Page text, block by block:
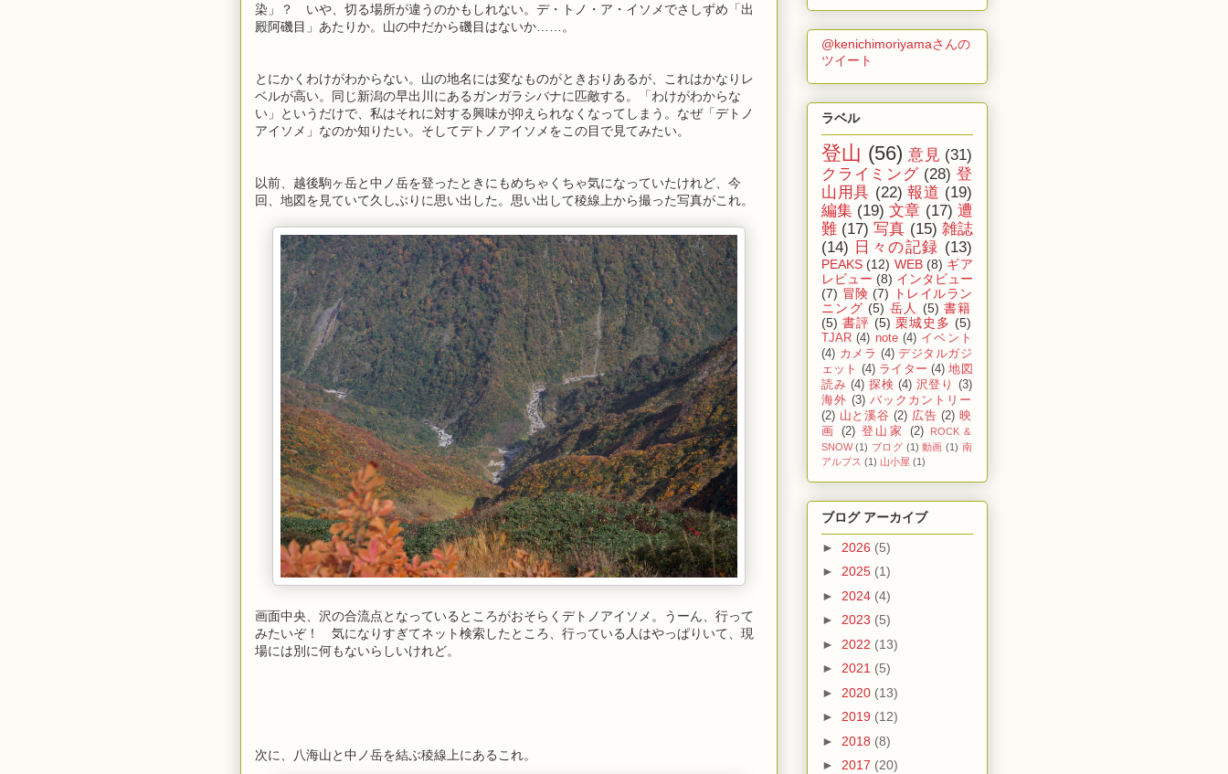
染」？ いや、切る場所が違うのかもしれない。デ・トノ・ア・イソメでさしずめ「出
殿阿磯目」あたりか。山の中だから磯目はないか……。
とにかくわけがわからない。山の地名には変なものがときおりあるが、これはかなりレ
ベルが高い。同じ新潟の早出川にあるガンガラシバナに匹敵する。「わけがわからな
い」というだけで、私はそれに対する興味が抑えられなくなってしまう。なぜ「デトノ
アイソメ」なのか知りたい。そしてデトノアイソメをこの目で見てみたい。
以前、越後駒ヶ岳と中ノ岳を登ったときにもめちゃくちゃ気になっていたけれど、今
回、地図を見ていて久しぶりに思い出した。思い出して稜線上から撮った写真がこれ。
画面中央、沢の合流点となっているところがおそらくデトノアイソメ。うーん、行って
みたいぞ！ 気になりすぎてネット検索したところ、行っている人はやっぱりいて、現
場には別に何もないらしいけれど。
次に、八海山と中ノ岳を結ぶ稜線上にあるこれ。
@kenichimoriyamaさんの
ツイート
ラベル
登山 (56) 意見 (31)
クライミング (28) 登
山用具 (22) 報道 (19)
編集 (19) 文章 (17) 遭
難 (17) 写真 (15) 雑誌
(14) 日々の記録 (13)
PEAKS (12) WEB (8) ギア
レビュー (8) インタビュー
(7) 冒険 (7)
トレイルラン
ニング (5) 岳人 (5) 書籍
(5) 書評 (5) 栗城史多 (5)
TJAR (4) note (4) イベント
(4) カメラ (4) デジタルガジ
ェット (4) ライター (4) 地図
読み (4) 探検 (4) 沢登り
(3)
海外 (3) バックカントリー
(2) 山と溪谷 (2) 広告 (2) 映
画
(2) 登山家 (2)
ROCK &
SNOW (1) ブログ (1) 動画 (1) 南
アルプス (1) 山小屋 (1)
ブログ アーカイブ
► 2026 (5)
► 2025 (1)
► 2024 (4)
► 2023 (5)
► 2022 (13)
► 2021 (5)
► 2020 (13)
► 2019 (12)
► 2018 (8)
► 2017 (20)